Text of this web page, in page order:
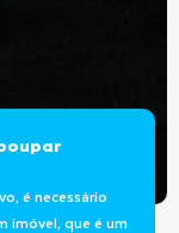
é necessário
imóvel, que é um